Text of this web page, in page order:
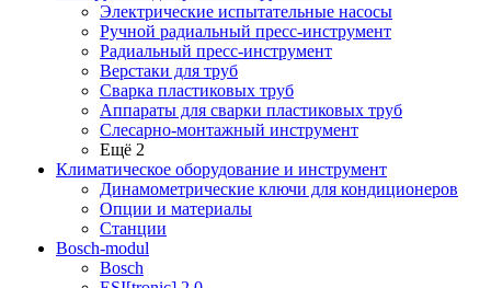
Электрические испытательные насосы
Ручной радиальный пресс-инструмент
Радиальный пресс-инструмент
Верстаки для труб
Сварка пластиковых труб
Аппараты для сварки пластиковых труб
Слесарно-монтажный инструмент
Ещё 2
Климатическое оборудование и инструмент
Динамометрические ключи для кондиционеров
Опции и материалы
Станции
Bosch-modul
Bosch